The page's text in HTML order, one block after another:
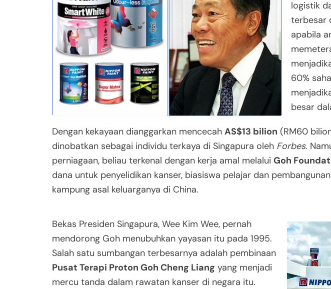
logistik
terbesar
apabila
60%
besar
Dengan kekayaan dianggarkan mencecah AS$13 bilion (RM60
dinobatkan sebagai individu terkaya di Singapura oleh Forbes.
perniagaan, beliau terkenal dengan kerja amal melalui Goh
dana untuk penyelidikan kanser, biasiswa pelajar dan
kampung asal keluarganya di China.
Bekas Presiden Singapura, Wee Kim Wee, pernah
mendorong Goh menubuhkan yayasan itu pada 1995.
Salah satu sumbangan terbesarnya adalah pembinaan
Pusat Terapi Proton Goh Cheng Liang yang menjadi
mercu tanda dalam rawatan kanser di negara itu.